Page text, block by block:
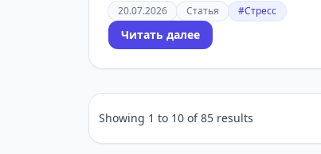
20.07.2026 Статья #Стресс
Читать далее
Showing 1 to 10 of85 results